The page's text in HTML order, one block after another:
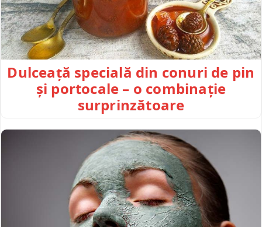
Dulceață specială din conuri de pin
și portocale – o combinație
surprinzătoare